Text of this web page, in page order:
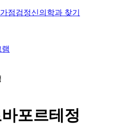
점검정신의학과 찾기
포르테정